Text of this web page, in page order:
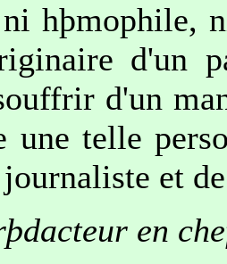
hþmophile,
d'un
d'un
une telle
et
en